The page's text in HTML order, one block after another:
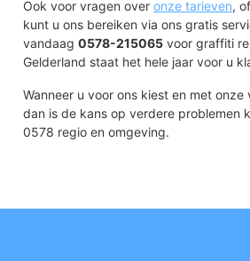
Ook voor vragen overonze tarieven,
kunt u ons bereiken via ons gratis
vandaag0578-215065 voor graffiti
Gelderland staat het hele jaar voor u
Wanneer u voor ons kiest en met
dan is de kans op verdere problemen
0578 regio en omgeving.